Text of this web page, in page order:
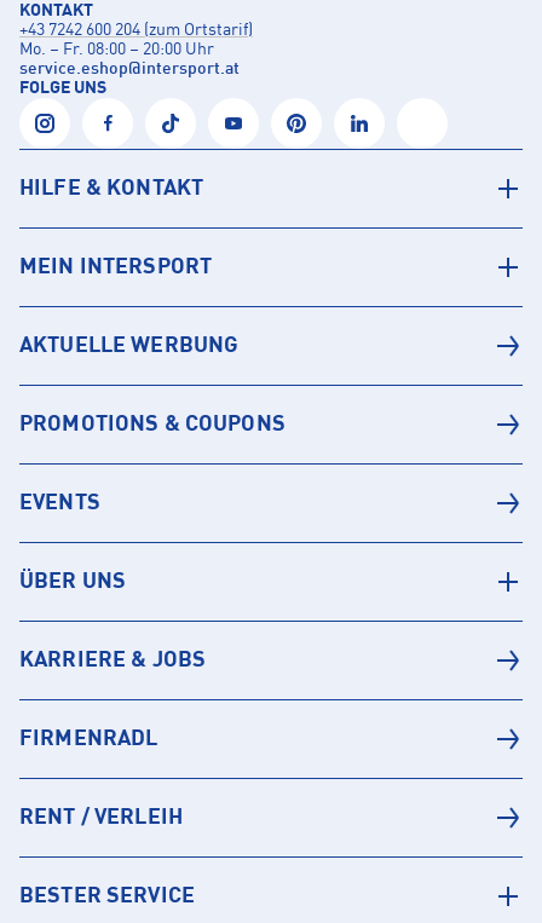
KONTAKT
+43 7242 600 204 (zum Ortstarif)
Mo. – Fr. 08:00 – 20:00 Uhr
service.eshop@intersport.at
FOLGE UNS
HILFE & KONTAKT
MEIN INTERSPORT
AKTUELLE WERBUNG
PROMOTIONS & COUPONS
EVENTS
ÜBER UNS
KARRIERE & JOBS
FIRMENRADL
RENT / VERLEIH
BESTER SERVICE